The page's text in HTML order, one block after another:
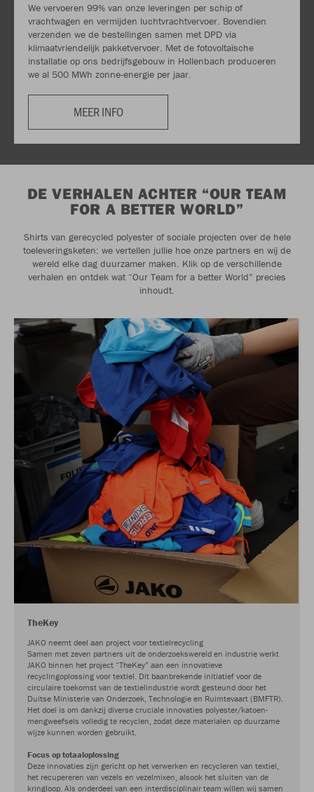
We vervoeren 99% van onze leveringen per schip of
vrachtwagen en vermijden luchtvrachtvervoer. Bovendien
verzenden we de bestellingen samen met DPD via
klimaatvriendelijk pakketvervoer. Met de fotovoltaïsche
installatie op ons bedrijfsgebouw in Hollenbach produceren
we al 500 MWh zonne-energie per jaar.
MEER INFO
DE VERHALEN ACHTER “OUR TEAM
FOR A BETTER WORLD”
Shirts van gerecycled polyester of sociale projecten over de hele
toeleveringsketen: we vertellen jullie hoe onze partners en wij de
wereld elke dag duurzamer maken. Klik op de verschillende
verhalen en ontdek wat “Our Team for a better World” precies
inhoudt.
TheKey
JAKO neemt deel aan project voor textielrecycling
Samen met zeven partners uit de onderzoekswereld en industrie werkt
JAKO binnen het project “TheKey” aan een innovatieve
recyclingoplossing voor textiel. Dit baanbrekende initiatief voor de
circulaire toekomst van de textielindustrie wordt gesteund door het
Duitse Ministerie van Onderzoek, Technologie en Ruimtevaart (BMFTR).
Het doel is om dankzij diverse cruciale innovaties polyester/katoen-
mengweefsels volledig te recyclen, zodat deze materialen op duurzame
wijze kunnen worden gebruikt.
Focus op totaaloplossing
Deze innovaties zijn gericht op het verwerken en recycleren van textiel,
het recupereren van vezels en vezelmixen, alsook het sluiten van de
kringloop. Als onderdeel van een interdisciplinair team willen wij samen